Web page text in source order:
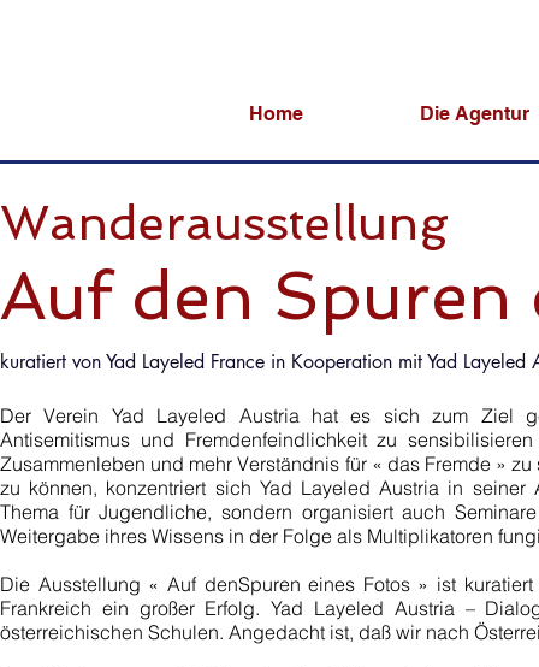
Home Die Agentur
Wanderausstellung
Auf den Spuren
kuratiert von Yad Layeled France in Kooperation mit Yad Layeled
Der Verein Yad Layeled Austria hat es sich zum Ziel
Antisemitismus und Fremdenfeindlichkeit zu
Zusammenleben und mehr Verständnis für « das Fremde »
zu können, konzentriert sich Yad Layeled Austria in
Thema für Jugendliche, sondern organisiert auch
Weitergabe ihres Wissens in der Folge als Multiplikatoren
Die Ausstellung « Auf denSpuren eines Fotos » ist
Frankreich ein großer Erfolg. Yad Layeled Austria –
österreichischen Schulen. Angedacht ist, daß wir nach